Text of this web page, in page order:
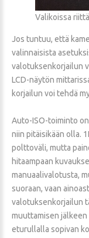
Valikoissa
Jos tuntuu, että
valinnaisista
valotuksenkorjailun
LCD-näytön
korjailun voi tehdä
Auto-ISO-toiminto
niin pitäisikään olla.
polttoväli, mutta
hitaampaan
manuaalivalotusta,
suoraan, vaan
valotuksenkorjailun
muuttamisen
eturullalla sopivan